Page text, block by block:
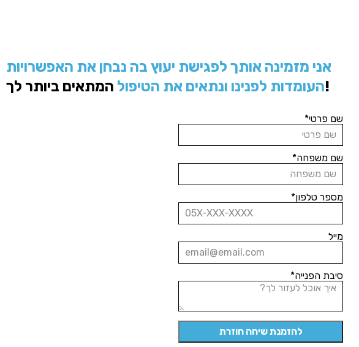
אני מזמינה אותך לפגישת יעוץ בה נבחן את האפשרויות
העומדות לפנינו ונתאים את הטיפולהמתאים ביותר לך!
שם פרטי*
שם משפחה*
מספר טלפון*
מייל
סיבת הפנייה*